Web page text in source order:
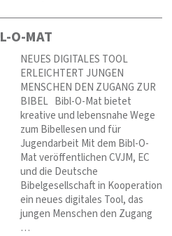
O-MAT
NEUES DIGITALES TOOL
ERLEICHTERT JUNGEN
MENSCHEN DEN ZUGANG ZUR
BIBEL Bibl-O-Mat bietet
kreative und lebensnahe Wege
zum Bibellesen und für
Jugendarbeit Mit dem Bibl-O-
Mat veröffentlichen CVJM, EC
und die Deutsche
Bibelgesellschaft in Kooperation
ein neues digitales Tool, das
jungen Menschen den Zugang
…